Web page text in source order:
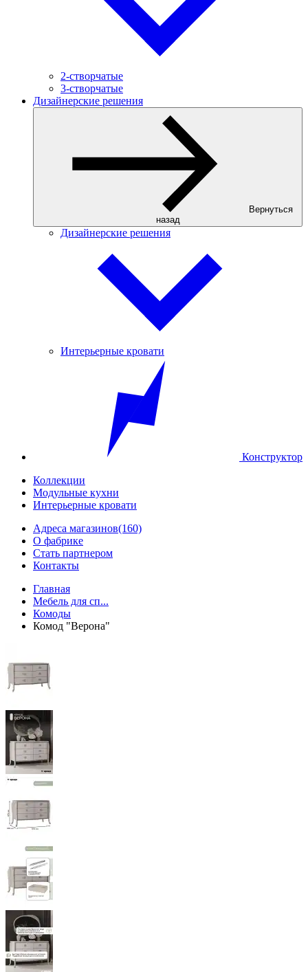
2-створчатые
3-створчатые
Дизайнерские решения
Вернуться
назад
Дизайнерские решения
Интерьерные кровати
Конструктор
Коллекции
Модульные кухни
Интерьерные кровати
Адреса магазинов(160)
О фабрике
Стать партнером
Контакты
Главная
Мебель для сп...
Комоды
Комод "Верона"